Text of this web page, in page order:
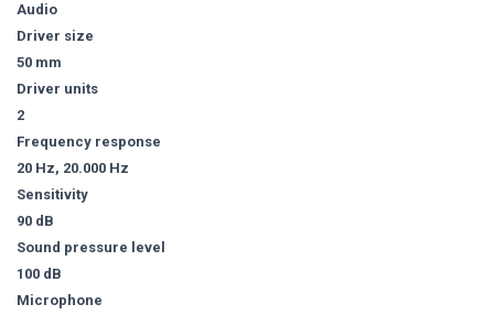
Audio
Driver size
50 mm
Driver units
2
Frequency response
20 Hz, 20.000 Hz
Sensitivity
90 dB
Sound pressure level
100 dB
Microphone